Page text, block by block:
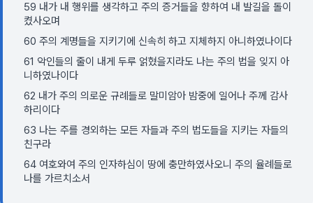
59 내가 내 행위를 생각하고 주의 증거들을 향하여 내 발길을 돌이
켰사오며
60 주의 계명들을 지키기에 신속히 하고 지체하지 아니하였나이다
61 악인들의 줄이 내게 두루 얽혔을지라도 나는 주의 법을 잊지 아
니하였나이다
62 내가 주의 의로운 규례들로 말미암아 밤중에 일어나 주께 감사
하리이다
63 나는 주를 경외하는 모든 자들과 주의 법도들을 지키는 자들의
친구라
64 여호와여 주의 인자하심이 땅에 충만하였사오니 주의 율례들로
나를 가르치소서